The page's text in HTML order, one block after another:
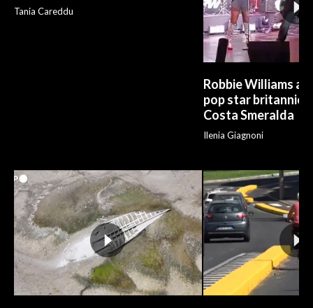
PUBBLICITÀ
Tania Careddu
Robbie Williams al
pop star britannica
Costa Smeralda
Ilenia Giagnoni